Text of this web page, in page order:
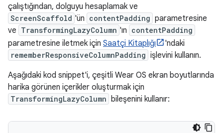
çalıştığından, dolguyu hesaplamak ve
ScreenScaffold 'ün contentPadding parametresine
ve TransformingLazyColumn 'ın contentPadding
parametresine iletmek için Saatçi Kitaplığı 'ndaki
rememberResponsiveColumnPadding işlevini kullanın.
Aşağıdaki kod snippet'i, çeşitli Wear OS ekran boyutlarında
harika görünen içerikler oluşturmak için
TransformingLazyColumn bileşenini kullanır: